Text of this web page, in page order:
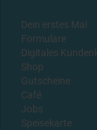
Dein erstes Mal
Formulare
Digitales
Shop
Gutscheine
Café
Jobs
Speisekarte